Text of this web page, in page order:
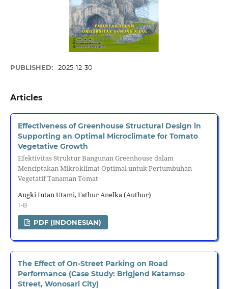
PUBLISHED: 2025-12-30
Articles
Effectiveness of Greenhouse Structural Design in
Supporting an Optimal Microclimate for Tomato
Vegetative Growth
Efektivitas Struktur Bangunan Greenhouse dalam
Menciptakan Mikroklimat Optimal untuk Pertumbuhan
Vegetatif Tanaman Tomat
Angki Intan Utami, Fathur Anelka (Author)
1-8
PDF (INDONESIAN)
The Effect of On-Street Parking on Road
Performance (Case Study: Brigjend Katamso
Street, Wonosari City)